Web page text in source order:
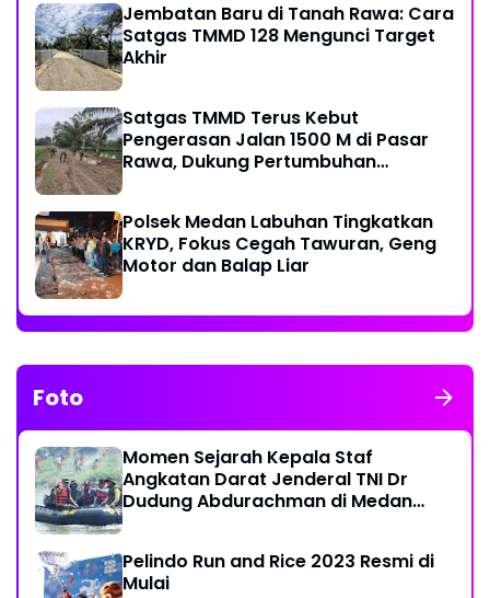
Jembatan Baru di Tanah Rawa: Cara
Satgas TMMD 128 Mengunci Target
Akhir
Satgas TMMD Terus Kebut
Pengerasan Jalan 1500 M di Pasar
Rawa, Dukung Pertumbuhan
Polsek Medan Labuhan Tingkatkan
KRYD, Fokus Cegah Tawuran, Geng
Motor dan Balap Liar
Foto
Momen Sejarah Kepala Staf
Angkatan Darat Jenderal TNI Dr
Dudung Abdurachman di Medan
Pelindo Run and Rice 2023 Resmi di
Mulai